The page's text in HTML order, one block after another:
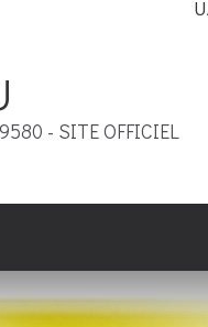
- SITE OFFICIEL